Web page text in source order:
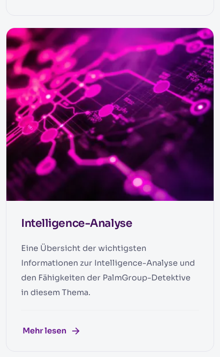
Intelligence-Analyse
Eine Übersicht der wichtigsten
Informationen zur Intelligence-Analyse und
den Fähigkeiten der PalmGroup-Detektive
in diesem Thema.
Mehr lesen